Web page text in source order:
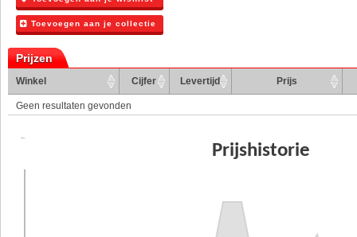
Toevoegen aan je collectie
Prijzen
Winkel Cijfer Levertijd Prijs
Geen resultaten gevonden